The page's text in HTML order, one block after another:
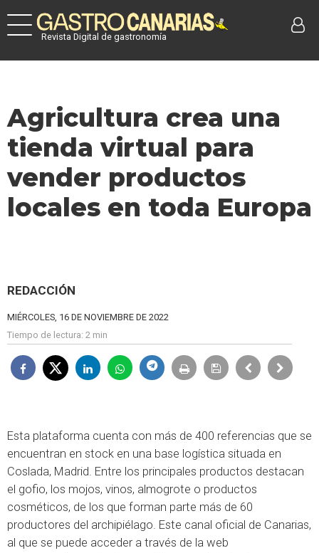
Revista Digital de gastronomía
Agricultura crea una
tienda virtual para
vender productos
locales en toda Europa
REDACCIÓN
MIÉRCOLES, 16 DE NOVIEMBRE DE 2022
Tiempo de lectura: 2 min
Esta plataforma cuenta con más de 400 referencias que se
encuentran en stock en una base logística situada en
Coslada, Madrid. Entre los principales productos destacan
el gofio, los mojos, vinos, almogrote o productos
cosméticos, de los que forman parte más de 60
productores del archipiélago. Este canal oficial de Canarias,
al que se puede acceder a través de la web